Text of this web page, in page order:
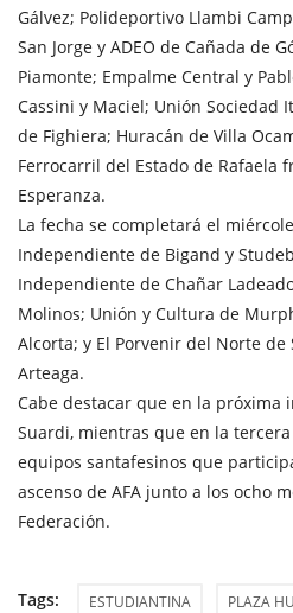
Gálvez; Polideportivo Llambi
San Jorge y ADEO de Cañada de
Piamonte; Empalme Central y
Cassini y Maciel; Unión Sociedad
de Fighiera; Huracán de Villa
Ferrocarril del Estado de Rafaela
Esperanza.
La fecha se completará el
Independiente de Bigand y
Independiente de Chañar
Molinos; Unión y Cultura de
Alcorta; y El Porvenir del Norte de
Arteaga.
Cabe destacar que en la próxima
Suardi, mientras que en la
equipos santafesinos que
ascenso de AFA junto a los ocho
Federación.
Tags: ESTUDIANTINA PLAZA